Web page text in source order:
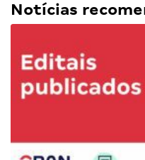
Notícias